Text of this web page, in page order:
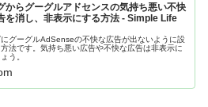
からグーグルアドセンスの気持ち悪い不快
を消し、非表示にする方法 - Simple Life
にグーグルAdSenseの不快な広告が出ないように設
法です。気持ち悪い広告や不快な広告は非表示に
う。